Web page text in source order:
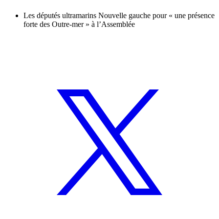
Les députés ultramarins Nouvelle gauche pour « une présence
forte des Outre-mer » à l’Assemblée